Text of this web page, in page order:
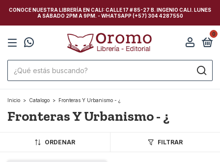
CONOCE NUESTRA LIBRERÍA EN CALI: CALLE 17 # 85-27 B. INGENIO CALI. LUNES
A SÁBADO 2PM A 9PM. - WHATSAPP (+57) 304 4287550
0
Inicio > Catalogo > Fronteras Y Urbanismo - ¿
Fronteras Y Urbanismo - ¿
ORDENAR FILTRAR